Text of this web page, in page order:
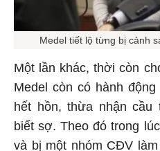
Medel tiết lộ từng bị cảnh
Một lần khác, thời còn
Medel còn có hành
hết hồn, thừa nhận cầu
biết sợ. Theo đó trong
và bị một nhóm CĐV